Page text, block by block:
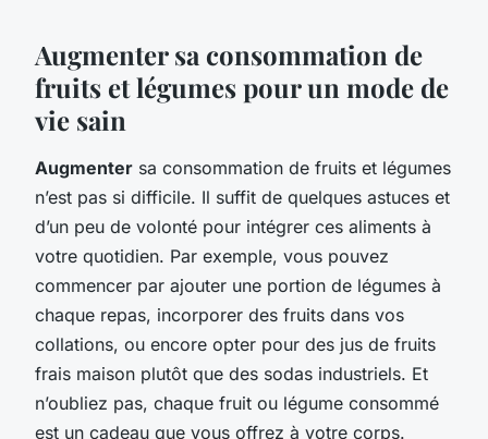
Augmenter sa consommation de
fruits et légumes pour un mode de
vie sain
Augmenter sa consommation de fruits et légumes
n’est pas si difficile. Il suffit de quelques astuces et
d’un peu de volonté pour intégrer ces aliments à
votre quotidien. Par exemple, vous pouvez
commencer par ajouter une portion de légumes à
chaque repas, incorporer des fruits dans vos
collations, ou encore opter pour des jus de fruits
frais maison plutôt que des sodas industriels. Et
n’oubliez pas, chaque fruit ou légume consommé
est un cadeau que vous offrez à votre corps.